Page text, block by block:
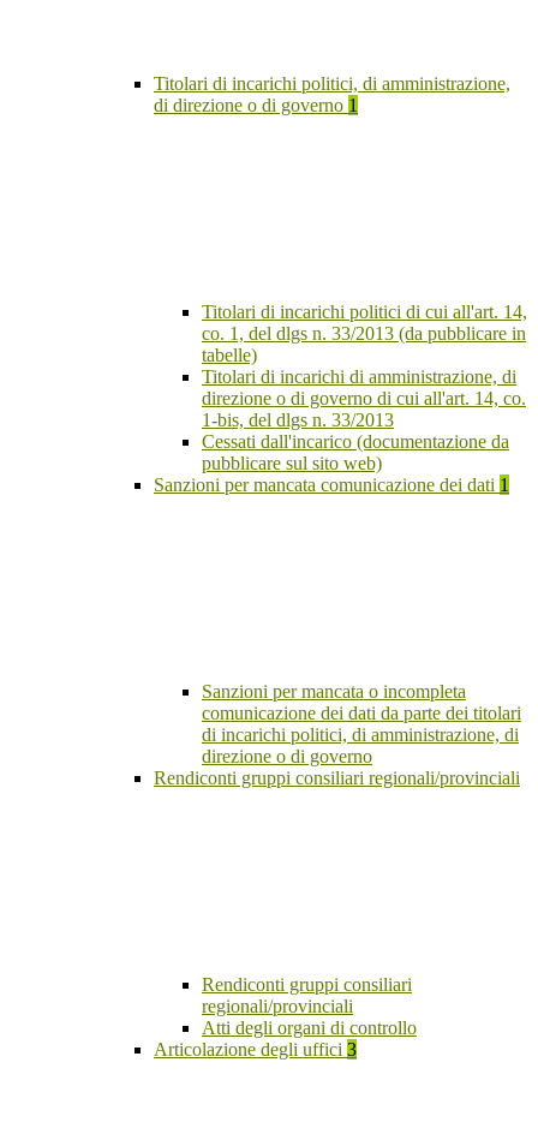
Titolari di incarichi politici, di amministrazione,
di direzione o di governo 1
Titolari di incarichi politici di cui all'art. 14,
co. 1, del dlgs n. 33/2013 (da pubblicare in
tabelle)
Titolari di incarichi di amministrazione, di
direzione o di governo di cui all'art. 14, co.
1-bis, del dlgs n. 33/2013
Cessati dall'incarico (documentazione da
pubblicare sul sito web)
Sanzioni per mancata comunicazione dei dati 1
Sanzioni per mancata o incompleta
comunicazione dei dati da parte dei titolari
di incarichi politici, di amministrazione, di
direzione o di governo
Rendiconti gruppi consiliari regionali/provinciali
Rendiconti gruppi consiliari
regionali/provinciali
Atti degli organi di controllo
Articolazione degli uffici 3